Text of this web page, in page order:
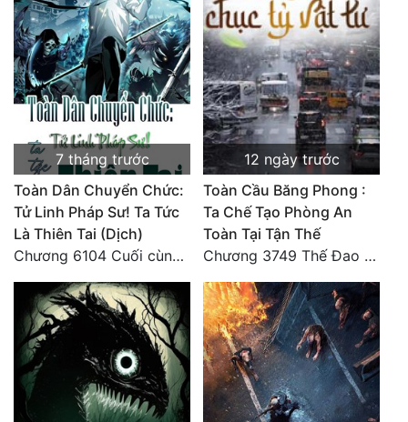
7 tháng trước
Toàn Dân Chuyển Chức:
Tử Linh Pháp Sư! Ta Tức
Là Thiên Tai (Dịch)
Chương 6104 Cuối cùng (HẾT)
12 ngày trước
Toàn Cầu Băng Phong :
Ta Chế Tạo Phòng An
Toàn Tại Tận Thế
Chương 3749 Thế Đao xuất kích